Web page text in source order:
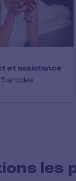
et assistance
5 articles
les